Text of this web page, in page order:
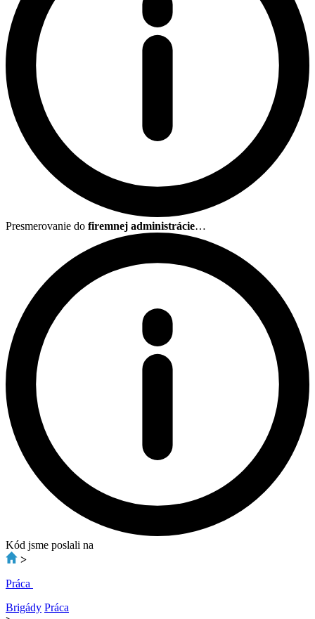
Presmerovanie do firemnej administrácie…
Kód jsme poslali na
>
Práca
Brigády Práca